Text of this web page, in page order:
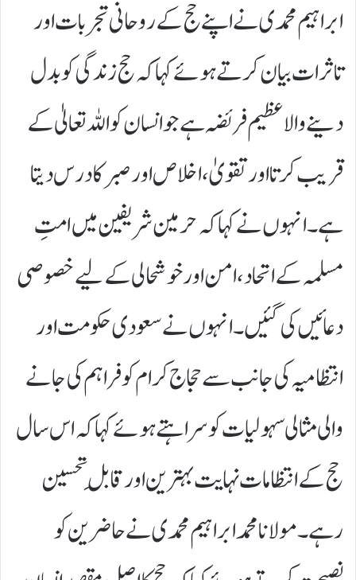
ابراہیم محمدی نے اپنے حج کے روحانی تجربات اور
تاثرات بیان کرتے ہوئے کہا کہ حج زندگی کو بدل
دینے والا عظیم فریضہ ہے جو انسان کو اللہ تعالیٰ کے
قریب کرتا اور تقویٰ، اخلاص اور صبر کا درس دیتا
ہے۔ انہوں نے کہا کہ حرمین شریفین میں امتِ
مسلمہ کے اتحاد، امن اور خوشحالی کے لیے خصوصی
دعائیں کی گئیں۔ انہوں نے سعودی حکومت اور
انتظامیہ کی جانب سے حجاج کرام کو فراہم کی جانے
والی مثالی سہولیات کو سراہتے ہوئے کہا کہ اس سال
حج کے انتظامات نہایت بہترین اور قابلِ تحسین
رہے۔مولانا محمد ابراہیم محمدی نے حاضرین کو